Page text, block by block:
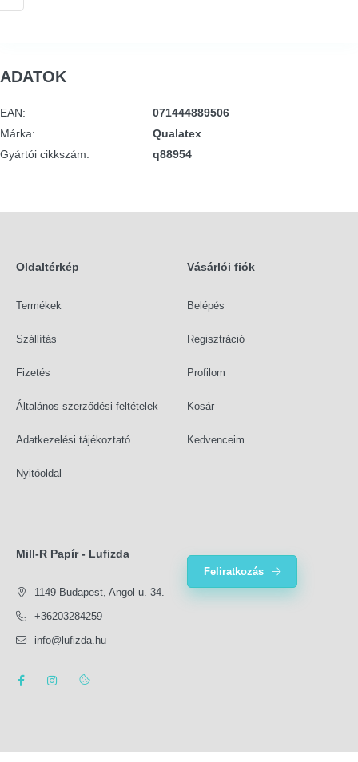
ADATOK
EAN:
071444889506
Márka:
Qualatex
Gyártói cikkszám: q88954
Oldaltérkép
Termékek
Szállítás
Fizetés
Általános szerződési feltételek
Adatkezelési tájékoztató
Nyitóoldal
Vásárlói fiók
Belépés
Regisztráció
Profilom
Kosár
Kedvenceim
Mill-R Papír - Lufizda
1149 Budapest, Angol u. 34.
+36203284259
info@lufizda.hu
Feliratkozás